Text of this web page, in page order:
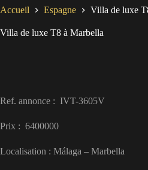
Accueil Espagne Villa de luxe
Villa de luxe T8 à Marbella
Ref. annonce : IVT-3605V
Prix : 6400000
Localisation : Málaga – Marbella